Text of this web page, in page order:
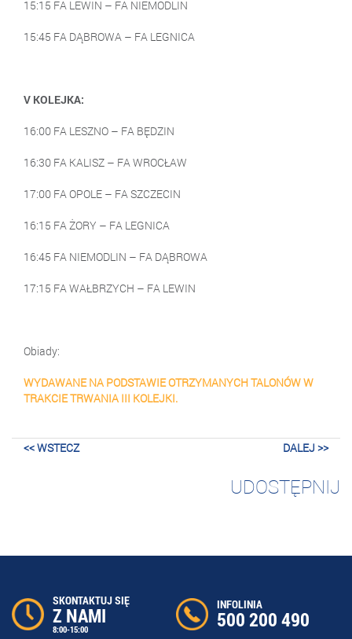
15:15 FA LEWIN – FA NIEMODLIN
15:45 FA DĄBROWA – FA LEGNICA
V KOLEJKA:
16:00 FA LESZNO – FA BĘDZIN
16:30 FA KALISZ – FA WROCŁAW
17:00 FA OPOLE – FA SZCZECIN
16:15 FA ŻORY – FA LEGNICA
16:45 FA NIEMODLIN – FA DĄBROWA
17:15 FA WAŁBRZYCH – FA LEWIN
Obiady:
WYDAWANE NA PODSTAWIE OTRZYMANYCH TALONÓW W
TRAKCIE TRWANIA III KOLEJKI.
<< WSTECZ DALEJ >>
UDOSTĘPNIJ
SKONTAKTUJ SIĘ
Z NAMI
8:00-15:00
INFOLINIA
500 200 490